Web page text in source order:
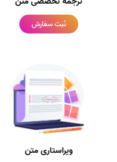
ثبت سفارش
ویراستاری متن